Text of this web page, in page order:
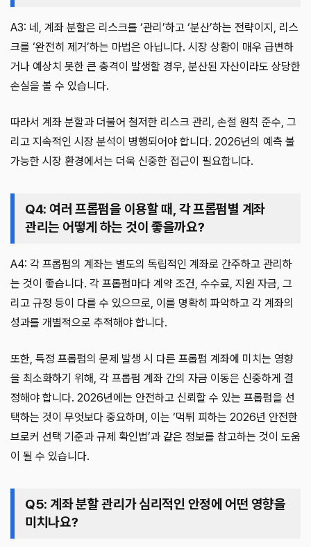
A3: 네, 계좌 분할은 리스크를 ‘관리’하고 ‘분산’하는 전략이지, 리스
크를 ‘완전히 제거’하는 마법은 아닙니다. 시장 상황이 매우 급변하
거나 예상치 못한 큰 충격이 발생할 경우, 분산된 자산이라도 상당한
손실을 볼 수 있습니다.
따라서 계좌 분할과 더불어 철저한 리스크 관리, 손절 원칙 준수, 그
리고 지속적인 시장 분석이 병행되어야 합니다. 2026년의 예측 불
가능한 시장 환경에서는 더욱 신중한 접근이 필요합니다.
Q4: 여러 프롭펌을 이용할 때, 각 프롭펌별 계좌
관리는 어떻게 하는 것이 좋을까요?
A4: 각 프롭펌의 계좌는 별도의 독립적인 계좌로 간주하고 관리하
는 것이 좋습니다. 각 프롭펌마다 계약 조건, 수수료, 지원 자금, 그
리고 규정 등이 다를 수 있으므로, 이를 명확히 파악하고 각 계좌의
성과를 개별적으로 추적해야 합니다.
또한, 특정 프롭펌의 문제 발생 시 다른 프롭펌 계좌에 미치는 영향
을 최소화하기 위해, 각 프롭펌 계좌 간의 자금 이동은 신중하게 결
정해야 합니다. 2026년에는 안전하고 신뢰할 수 있는 프롭펌을 선
택하는 것이 무엇보다 중요하며, 이는 ‘먹튀 피하는 2026년 안전한
브로커 선택 기준과 규제 확인법’과 같은 정보를 참고하는 것이 도움
이 될 수 있습니다.
Q5: 계좌 분할 관리가 심리적인 안정에 어떤 영향을
미치나요?